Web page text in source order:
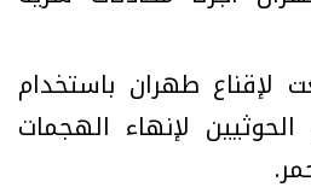
طهران باستخدام
لإنهاء الهجمات